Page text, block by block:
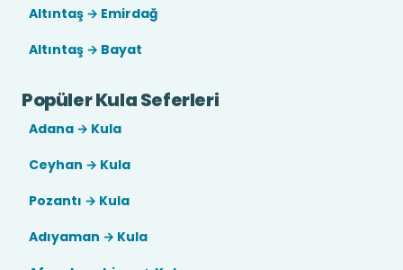
Altıntaş → Emirdağ
Altıntaş → Bayat
Popüler Kula Seferleri
Adana → Kula
Ceyhan → Kula
Pozantı → Kula
Adıyaman → Kula